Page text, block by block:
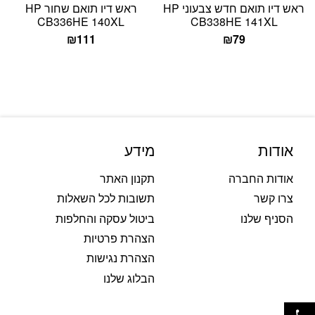
ראש דיו תואם חדש צבעוני HP
CB338HE 141XL
₪79
ראש דיו תואם שחור HP
CB336HE 140XL
₪111
אודות
אודות החברה
צרו קשר
הסניף שלנו
מידע
תקנון האתר
תשובות לכל השאלות
ביטול עסקה והחלפות
הצהרת פרטיות
הצהרת נגישות
הבלוג שלנו
פתח סרגל נגישות